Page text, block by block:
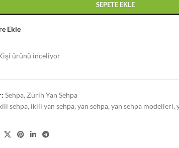
SEPETE EKLE
Ekle
ürünü inceliyor
Sehpa, Zürih Yan Sehpa
sehpa, ikili yan sehpa, yan sehpa, yan sehpa modelleri,